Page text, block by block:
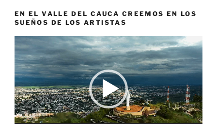
EN EL VALLE DEL CAUCA CREEMOS EN LOS
SUEÑOS DE LOS ARTISTAS
Reproductor
de
vídeo